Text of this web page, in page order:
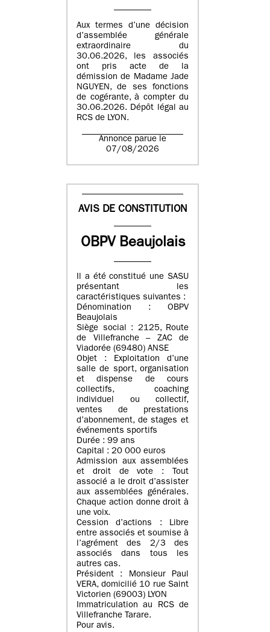
Aux termes d’une décision
d’assemblée générale
extraordinaire du
30.06.2026, les associés
ont pris acte de la
démission de Madame Jade
NGUYEN, de ses fonctions
de cogérante, à compter du
30.06.2026. Dépôt légal au
RCS de LYON.
Annonce parue le
07/08/2026
AVIS DE CONSTITUTION
OBPV Beaujolais
Il a été constitué une SASU
présentant les
caractéristiques suivantes :
Dénomination : OBPV
Beaujolais
Siège social : 2125, Route
de Villefranche – ZAC de
Viadorée (69480) ANSE
Objet : Exploitation d’une
salle de sport, organisation
et dispense de cours
collectifs, coaching
individuel ou collectif,
ventes de prestations
d’abonnement, de stages et
événements sportifs
Durée : 99 ans
Capital : 20 000 euros
Admission aux assemblées
et droit de vote : Tout
associé a le droit d’assister
aux assemblées générales.
Chaque action donne droit à
une voix.
Cession d’actions : Libre
entre associés et soumise à
l’agrément des 2/3 des
associés dans tous les
autres cas.
Président : Monsieur Paul
VERA, domicilié 10 rue Saint
Victorien (69003) LYON
Immatriculation au RCS de
Villefranche Tarare.
Pour avis.